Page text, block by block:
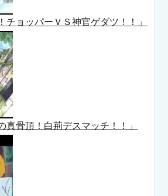
チョッパーＶＳ神官ゲダツ！！」
真骨頂！白荊デスマッチ！！」